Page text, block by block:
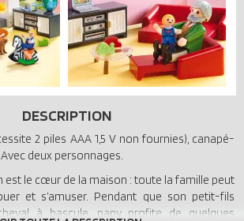
DESCRIPTION
2 piles AAA 1,5 V non fournies), canapé-
deux personnages.
est le cœur de la maison : toute la famille peut
et s’amuser. Pendant que son petit-fils
à bascule, papy profite de quelques